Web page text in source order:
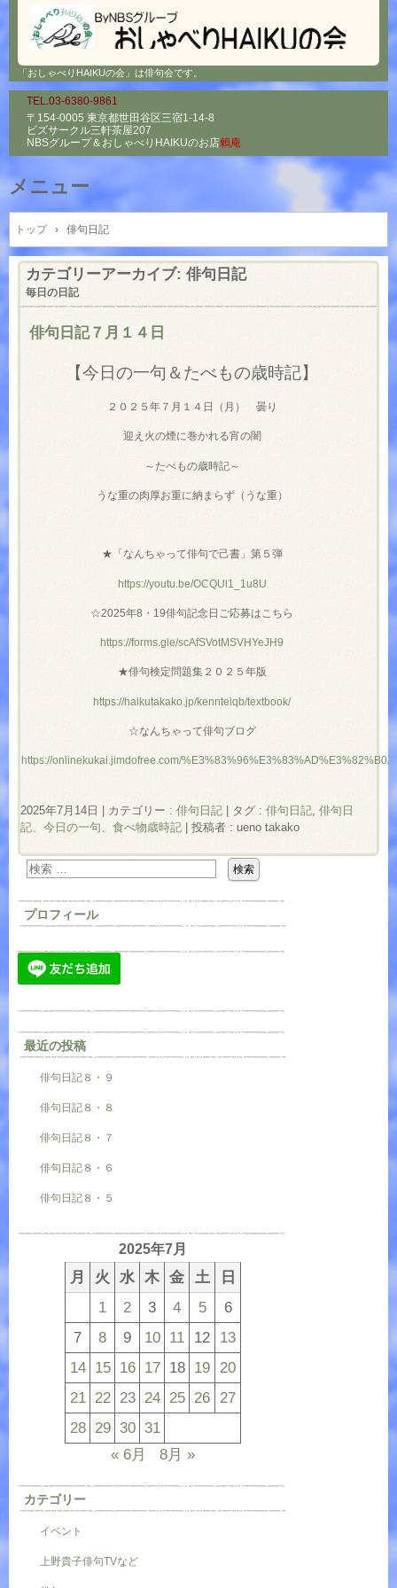
「おしゃべりHAIKUの会」は俳句会です。
TEL.03-6380-9861
〒154-0005 東京都世田谷区三宿1-14-8
ビズサークル三軒茶屋207
NBSグループ＆ おしゃべりHAIKUのお店鶫庵
メニュー
コ
ン
テ
ン
へ
トップ › 俳句日記
カテゴリーアーカイブ: 俳句日記
毎日の日記
俳句日記７月１４日
【今日の一句＆たべもの歳時記】
２０２５年７月１４日（月） 曇り
迎え火の煙に巻かれる宵の闇
～たべもの歳時記～
うな重の肉厚お重に納まらず（うな重）
★「なんちゃって俳句で己書」第５弾
https://youtu.be/OCQUl1_1u8U
☆2025年8・19俳句記念日ご応募はこちら
https://forms.gle/scAfSVotMSVHYeJH9
★俳句検定問題集２０２５年版
https://haikutakako.jp/kennteiqb/textbook/
☆なんちゃって俳句ブログ
https://onlinekukai.jimdofree.com/%E3%83%96%E3%83%AD%E3%82%B0/
2025年7月14日 カテゴリー : 俳句日記 タグ : 俳句日記, 俳句日
記、今日の一句、食べ物歳時記
投稿者 : ueno takako
プロフィール
最近の投稿
俳句日記８・９
俳句日記８・８
俳句日記８・７
俳句日記８・６
俳句日記８・５
2025年7月
月 火 水 木 金 土
日
1
2 3 4 5
6
7
8 9 10 11 12 13
14 15 16 17 18 19 20
21 22 23 24 25 26 27
28 29 30 31
« 6月
8月 »
カテゴリー
イベント
上野貴子俳句TVなど